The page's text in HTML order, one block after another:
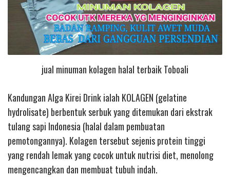
jual minuman kolagen halal terbaik Toboali
Kandungan Alga Kirei Drink ialah KOLAGEN (gelatine
hydrolisate) berbentuk serbuk yang ditemukan dari ekstrak
tulang sapi Indonesia (halal dalam pembuatan
pemotongannya). Kolagen tersebut sejenis protein tinggi
yang rendah lemak yang cocok untuk nutrisi diet, menolong
mengencangkan dan membuat tubuh indah.